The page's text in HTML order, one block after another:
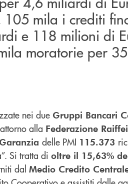
105 mila i crediti
e 118 milioni di
moratorie per
nei due Gruppi Bancari
alla Federazione
delle PMI 115.373
Si tratta di oltre il 15,63%
dal Medio Credito